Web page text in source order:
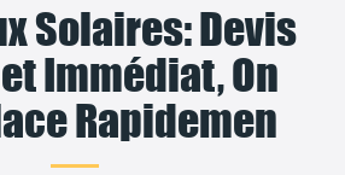
Solaires: Devis
Immédiat, On
Rapidemen